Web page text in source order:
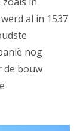
werd al in 1537
nog
de bouw